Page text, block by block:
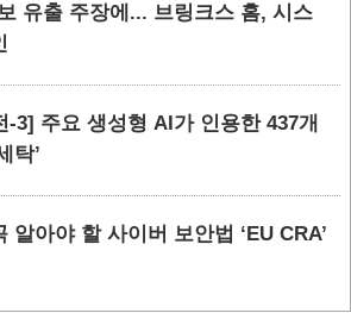
유출 주장에... 브링크스 홈, 시스
-3] 주요 생성형 AI가 인용한 437개
탁’
알아야 할 사이버 보안법 ‘EU CRA’